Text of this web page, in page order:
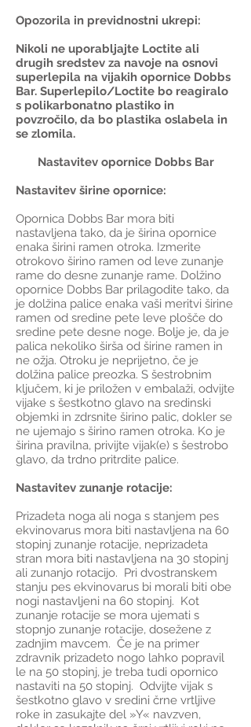
Opozorila in previdnostni ukrepi:
Nikoli ne uporabljajte Loctite ali
drugih sredstev za navoje na osnovi
superlepila na vijakih opornice Dobbs
Bar. Superlepilo/Loctite bo reagiralo
s polikarbonatno plastiko in
povzročilo, da bo plastika oslabela in
se zlomila.
Nastavitev opornice Dobbs Bar
Nastavitev širine opornice:
Opornica Dobbs Bar mora biti
nastavljena tako, da je širina opornice
enaka širini ramen otroka. Izmerite
otrokovo širino ramen od leve zunanje
rame do desne zunanje rame. Dolžino
opornice Dobbs Bar prilagodite tako, da
je dolžina palice enaka vaši meritvi širine
ramen od sredine pete leve plošče do
sredine pete desne noge. Bolje je, da je
palica nekoliko širša od širine ramen in
ne ožja. Otroku je neprijetno, če je
dolžina palice preozka. S šestrobnim
ključem, ki je priložen v embalaži, odvijte
vijake s šestkotno glavo na sredinski
objemki in zdrsnite širino palic, dokler se
ne ujemajo s širino ramen otroka. Ko je
širina pravilna, privijte vijak(e) s šestrobo
glavo, da trdno pritrdite palice.
Nastavitev zunanje rotacije:
Prizadeta noga ali noga s stanjem pes
ekvinovarus mora biti nastavljena na 60
stopinj zunanje rotacije, neprizadeta
stran mora biti nastavljena na 30 stopinj
ali zunanjo rotacijo. Pri dvostranskem
stanju pes ekvinovarus bi morali biti obe
nogi nastavljeni na 60 stopinj. Kot
zunanje rotacije se mora ujemati s
stopnjo zunanje rotacije, dosežene z
zadnjim mavcem. Če je na primer
zdravnik prizadeto nogo lahko popravil
le na 50 stopinj, je treba tudi opornico
nastaviti na 50 stopinj. Odvijte vijak s
šestkotno glavo v sredini črne vrtljive
roke in zasukajte del »Y« navzven,